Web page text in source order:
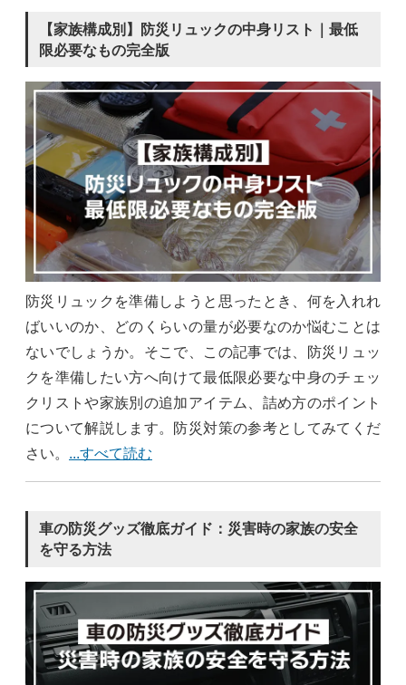
【家族構成別】防災リュックの中身リスト｜最低
限必要なもの完全版
防災リュックを準備しようと思ったとき、何を入れれ
ばいいのか、どのくらいの量が必要なのか悩むことは
ないでしょうか。そこで、この記事では、防災リュッ
クを準備したい方へ向けて最低限必要な中身のチェッ
クリストや家族別の追加アイテム、詰め方のポイント
について解説します。防災対策の参考としてみてくだ
さい。 ...すべて読む
車の防災グッズ徹底ガイド：災害時の家族の安全
を守る方法